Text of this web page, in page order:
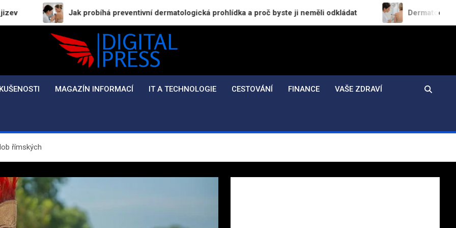
Jak probíhá preventivní dermatologická prohlídka a proč byste ji neměli odkládat Dermatochirurgie v praxi:
Digital-Press.cz
Kvalitní informace pro každý den
MAGAZÍN INFORMACÍ IT A TECHNOLOGIE CESTOVÁNÍ FINANCE VAŠE ZDRAVÍ
římských